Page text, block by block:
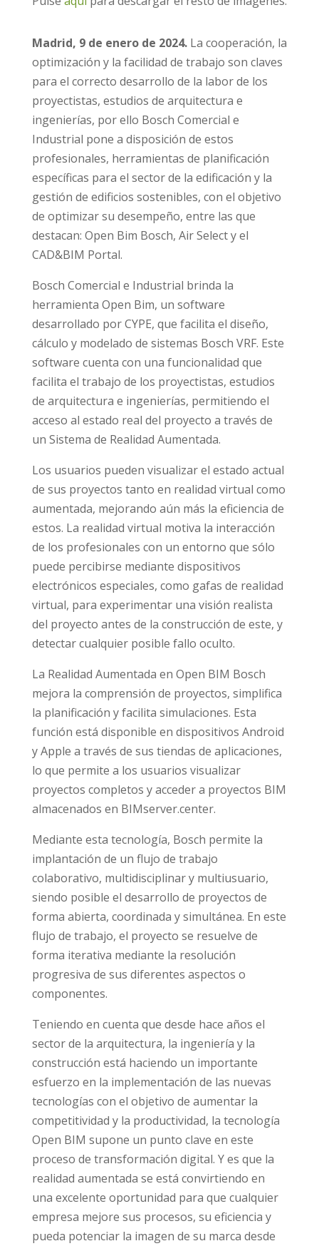
Madrid, 9 de enero de 2024.La cooperación, la
optimización y la facilidad de trabajo son claves
para el correcto desarrollo de la labor de los
proyectistas, estudios de arquitectura e
ingenierías, por ello Bosch Comercial e
Industrial pone a disposición de estos
profesionales, herramientas de planificación
específicas para el sector de la edificación y la
gestión de edificios sostenibles, con el objetivo
de optimizar su desempeño, entre las que
destacan: Open Bim Bosch, Air Select y el
CAD&BIM Portal.
Bosch Comercial e Industrial brinda la
herramienta Open Bim, un software
desarrollado por CYPE, que facilita el diseño,
cálculo y modelado de sistemas Bosch VRF. Este
software cuenta con una funcionalidad que
facilita el trabajo de los proyectistas, estudios
de arquitectura e ingenierías, permitiendo el
acceso al estado real del proyecto a través de
un Sistema de Realidad Aumentada.
Los usuarios pueden visualizar el estado actual
de sus proyectos tanto en realidad virtual como
aumentada, mejorando aún más la eficiencia de
estos. La realidad virtual motiva la interacción
de los profesionales con un entorno que sólo
puede percibirse mediante dispositivos
electrónicos especiales, como gafas de realidad
virtual, para experimentar una visión realista
del proyecto antes de la construcción de este, y
detectar cualquier posible fallo oculto.
La Realidad Aumentada en Open BIM Bosch
mejora la comprensión de proyectos, simplifica
la planificación y facilita simulaciones. Esta
función está disponible en dispositivos Android
y Apple a través de sus tiendas de aplicaciones,
lo que permite a los usuarios visualizar
proyectos completos y acceder a proyectos BIM
almacenados en BIMserver.center.
Mediante esta tecnología, Bosch permite la
implantación de un flujo de trabajo
colaborativo, multidisciplinar y multiusuario,
siendo posible el desarrollo de proyectos de
forma abierta, coordinada y simultánea. En este
flujo de trabajo, el proyecto se resuelve de
forma iterativa mediante la resolución
progresiva de sus diferentes aspectos o
componentes.
Teniendo en cuenta que desde hace años el
sector de la arquitectura, la ingeniería y la
construcción está haciendo un importante
esfuerzo en la implementación de las nuevas
tecnologías con el objetivo de aumentar la
competitividad y la productividad, la tecnología
Open BIM supone un punto clave en este
proceso de transformación digital. Y es que la
realidad aumentada se está convirtiendo en
una excelente oportunidad para que cualquier
empresa mejore sus procesos, su eficiencia y
pueda potenciar la imagen de su marca desde